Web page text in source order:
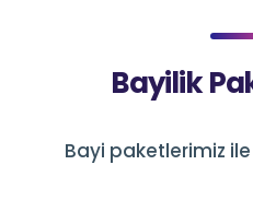
Bayilik
Bayi paketlerimiz